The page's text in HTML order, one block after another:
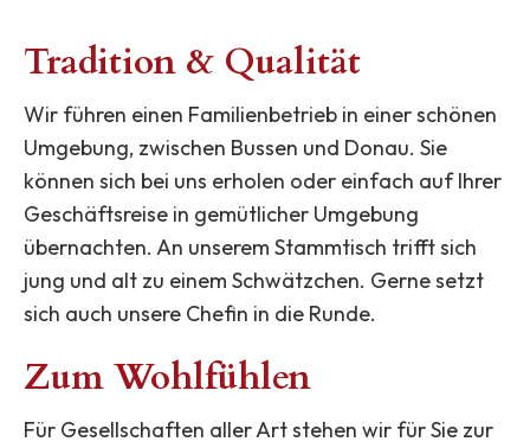
Tradition & Qualität
Wir führen einen Familienbetrieb in einer schönen
Umgebung, zwischen Bussen und Donau. Sie
können sich bei uns erholen oder einfach auf Ihrer
Geschäftsreise in gemütlicher Umgebung
übernachten. An unserem Stammtisch trifft sich
jung und alt zu einem Schwätzchen. Gerne setzt
sich auch unsere Chefin in die Runde.
Zum Wohlfühlen
Für Gesellschaften aller Art stehen wir für Sie zur